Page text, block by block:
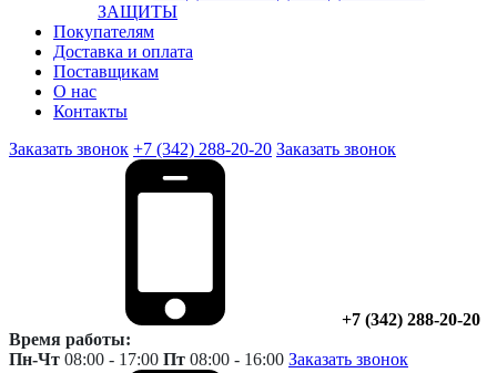
ЗАЩИТЫ
Покупателям
Доставка и оплата
Поставщикам
О нас
Контакты
Заказать звонок +7 (342) 288-20-20 Заказать звонок
+7 (342) 288-20-20
Время работы:
Пн-Чт 08:00 - 17:00 Пт 08:00 - 16:00 Заказать звонок